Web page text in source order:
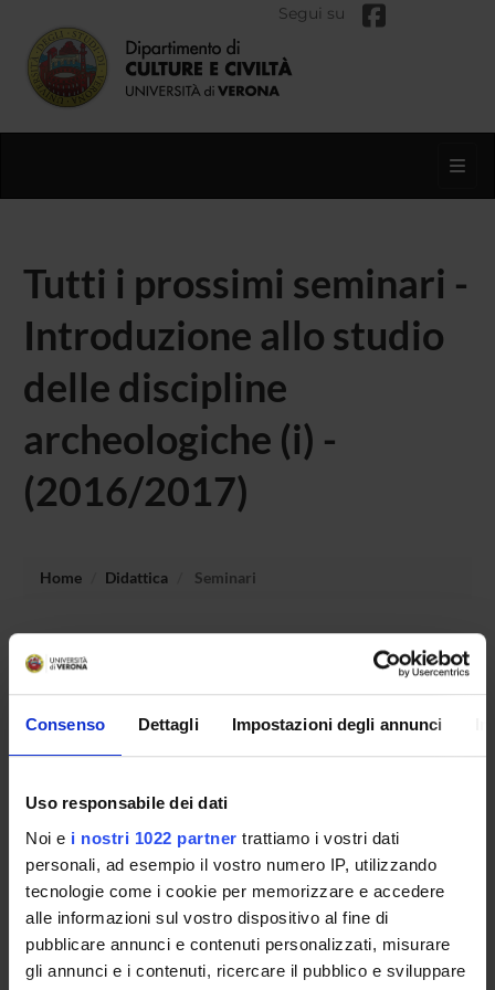
Consenso Dettagli Impostazioni degli annunci
Uso responsabile dei dati
Noi e i nostri 1022 partner trattiamo i vostri dati
personali, ad esempio il vostro numero IP, utilizzando
tecnologie come i cookie per memorizzare e accedere
alle informazioni sul vostro dispositivo al fine di
pubblicare annunci e contenuti personalizzati, misurare
gli annunci e i contenuti, ricercare il pubblico e sviluppare
Segui su
Tutti i prossimi seminari -
Introduzione allo studio
delle discipline
archeologiche (i) -
(2016/2017)
Home Didattica Seminari
all'insegnamento Introduzione allo studio delle discipline
archeologiche (i).
OFFERTA FORMATIVA
CORSI DI STUDIO
DOTTORATI DI RICERCA E FORMAZIONE
SUPERIORE
Contatti